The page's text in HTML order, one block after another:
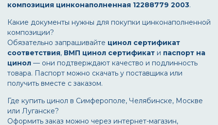
композиция цинконаполненная 12288779 2003.
Какие документы нужны для покупки цинконаполненной
композиции?
Обязательно запрашивайте цинол сертификат
соответствия, ВМП цинол сертификат и паспорт на
цинол — они подтверждают качество и подлинность
товара. Паспорт можно скачать у поставщика или
получить вместе с заказом.
Где купить цинол в Симферополе, Челябинске, Москве
или Луганске?
Оформить заказ можно через интернет-магазин,